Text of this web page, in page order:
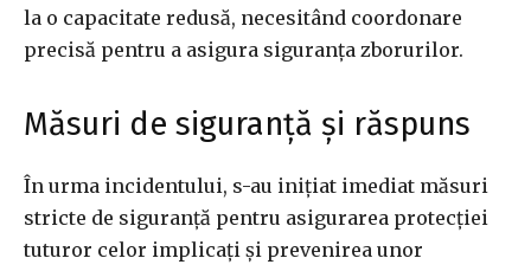
la o capacitate redusă, necesitând coordonare
precisă pentru a asigura siguranța zborurilor.
Măsuri de siguranță și răspuns
În urma incidentului, s-au inițiat imediat măsuri
stricte de siguranță pentru asigurarea protecției
tuturor celor implicați și prevenirea unor